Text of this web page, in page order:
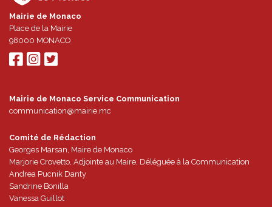
Mairie de Monaco
Place de la Mairie
98000 MONACO
Mairie de Monaco Service Communication
communication@mairie.mc
Comité de Rédaction
Georges Marsan, Maire de Monaco
Marjorie Crovetto, Adjointe au Maire, Déléguée à la Communication
Andrea Pucnik Danty
Sandrine Bonilla
Vanessa Guillot